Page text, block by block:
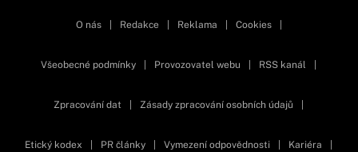
O nás Redakce Reklama Cookies
Všeobecné podmínky Provozovatel webu RSS kanál
Zpracování dat Zásady zpracování osobních údajů
Etický kodex PR články Vymezení odpovědnosti Kariéra